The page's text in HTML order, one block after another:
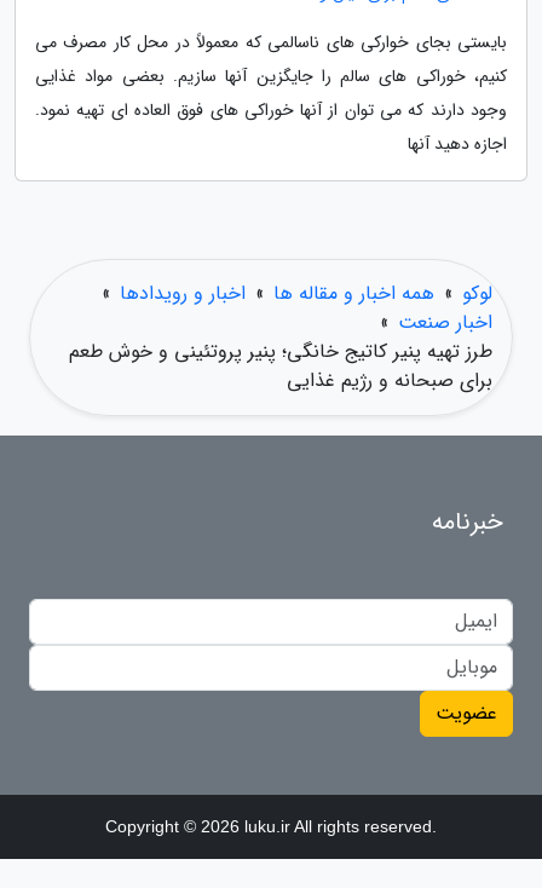
بایستی بجای خوارکی های ناسالمی که معمولاً در محل کار مصرف می
کنیم، خوراکی های سالم را جایگزین آنها سازیم. بعضی مواد غذایی
وجود دارند که می توان از آنها خوراکی های فوق العاده ای تهیه نمود.
اجازه دهید آنها
لوکو » همه اخبار و مقاله ها » اخبار و رویدادها »
اخبار صنعت »
طرز تهیه پنیر کاتیج خانگی؛ پنیر پروتئینی و خوش طعم
برای صبحانه و رژیم غذایی
خبرنامه
عضویت
Copyright © 2026 luku.ir All rights reserved.